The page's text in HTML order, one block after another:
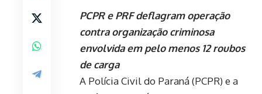
PCPR e PRF deflagram operação
contra organização criminosa
envolvida em pelo menos 12 roubos
de carga
A Polícia Civil do Paraná (PCPR) e a